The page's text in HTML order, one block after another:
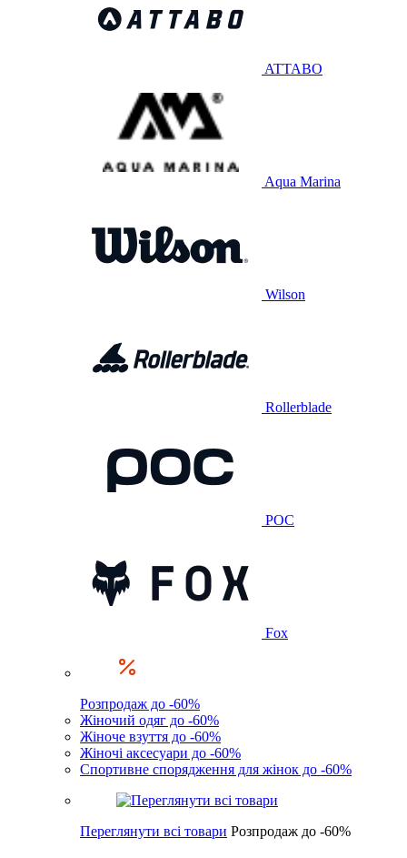
ATTABO
Aqua Marina
Wilson
Rollerblade
POC
Fox
Розпродаж до -60%
Жіночий одяг до -60%
Жіноче взуття до -60%
Жіночі аксесуари до -60%
Спортивне спорядження для жінок до -60%
Переглянути всі товари Розпродаж до -60%